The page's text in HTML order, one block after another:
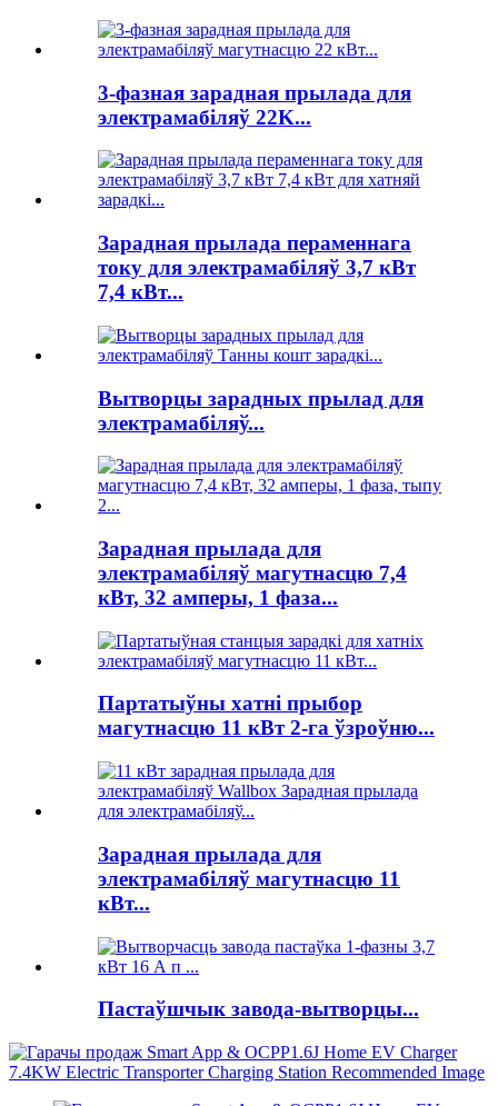
3-фазная зарадная прылада для
электрамабіляў 22K...
Зарадная прылада пераменнага
току для электрамабіляў 3,7 кВт
7,4 кВт...
Вытворцы зарадных прылад для
электрамабіляў...
Зарадная прылада для
электрамабіляў магутнасцю 7,4
кВт, 32 амперы, 1 фаза...
Партатыўны хатні прыбор
магутнасцю 11 кВт 2-га ўзроўню...
Зарадная прылада для
электрамабіляў магутнасцю 11
кВт...
Пастаўшчык завода-вытворцы...